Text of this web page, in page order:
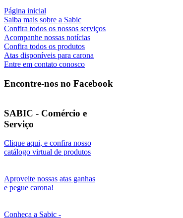
Página inicial
Saiba mais sobre a Sabic
Confira todos os nossos serviços
Acompanhe nossas notícias
Confira todos os produtos
Atas disponíveis para carona
Entre em contato conosco
Encontre-nos no Facebook
SABIC - Comércio e
Serviço
Clique aqui, e confira nosso
catálogo virtual de produtos
Aproveite nossas atas ganhas
e pegue carona!
Conheça a Sabic -